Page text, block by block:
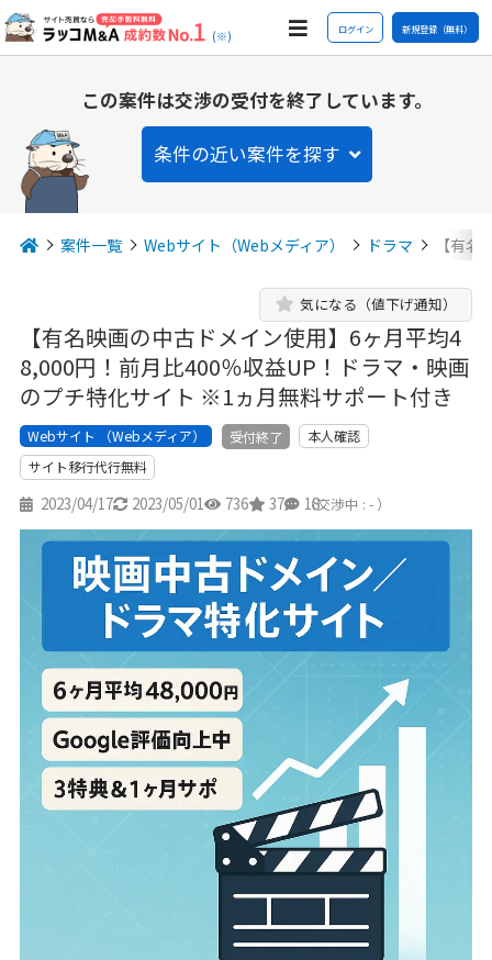
(※) ログイン 新規登録（無料）
この案件は交渉の受付を終了しています。
条件の近い案件を探す
案件一覧 Webサイト（Webメディア） ドラマ 【有
【有名映画の中古ドメイン使用】6ヶ月平均4
8,000円！前月比400％収益UP！ドラマ・映画
のプチ特化サイト ※1ヵ月無料サポート付き
気になる（値下げ通知）
Webサイト （Webメディア） 受付終了
本人確認
サイト移行代行無料
2023/04/17 2023/05/01 736 37 18
（交渉中 : - ）